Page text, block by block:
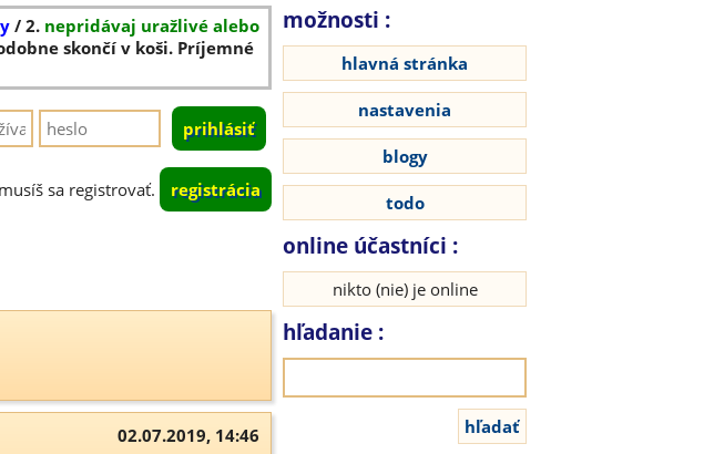
/ 2. nepridávaj uražlivé alebo
skončí v koši. Príjemné
sa registrovať. registrácia
02.07.2019, 14:46
možnosti :
hlavná stránka
nastavenia
blogy
todo
online účastníci :
nikto (nie) je online
hľadanie :